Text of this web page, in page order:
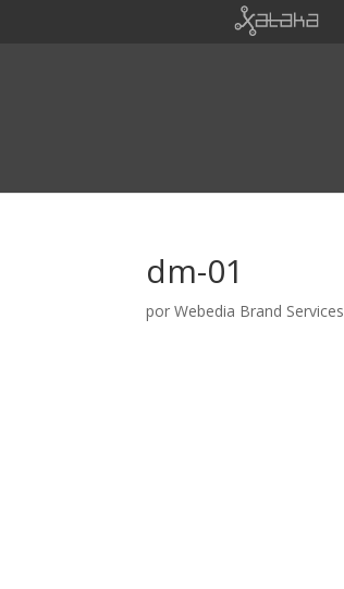
dm-01
porWebedia Brand Services